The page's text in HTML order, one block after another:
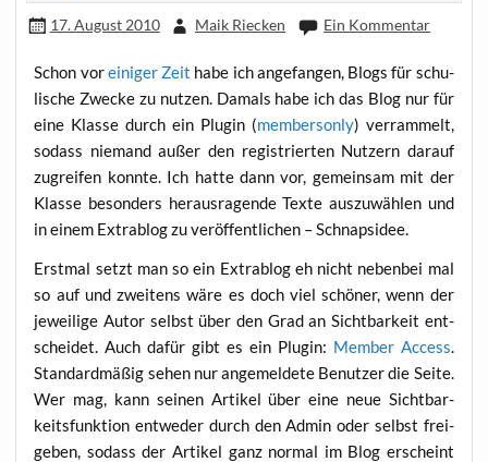
17. August 2010 Maik Riecken Ein Kommentar
Schon voreini­ger Zeit habe ich ange­fan­gen, Blogs für schu­
li­sche Zwe­cke zu nut­zen. Damals habe ich das Blog nur für
eine Klas­se durch ein Plug­in (mem­ber­son­ly) ver­ram­melt,
sodass nie­mand außer den regis­trier­ten Nut­zern dar­auf
zugrei­fen konn­te. Ich hat­te dann vor, gemein­sam mit der
Klas­se beson­ders her­aus­ra­gen­de Tex­te aus­zu­wäh­len und
in einem Extrablog zu ver­öf­fent­li­chen – Schnapsidee.
Erst­mal setzt man so ein Extrablog eh nicht neben­bei mal
so auf und zwei­tens wäre es doch viel schö­ner, wenn der
jewei­li­ge Autor selbst über den Grad an Sicht­bar­keit ent­
schei­det. Auch dafür gibt es ein Plug­in: Mem­ber Access.
Stan­dard­mä­ßig sehen nur ange­mel­de­te Benut­zer die Sei­te.
Wer mag, kann sei­nen Arti­kel über eine neue Sicht­bar­
keits­funk­ti­on ent­we­der durch den Admin oder selbst frei­
ge­ben, sodass der Arti­kel ganz nor­mal im Blog erscheint